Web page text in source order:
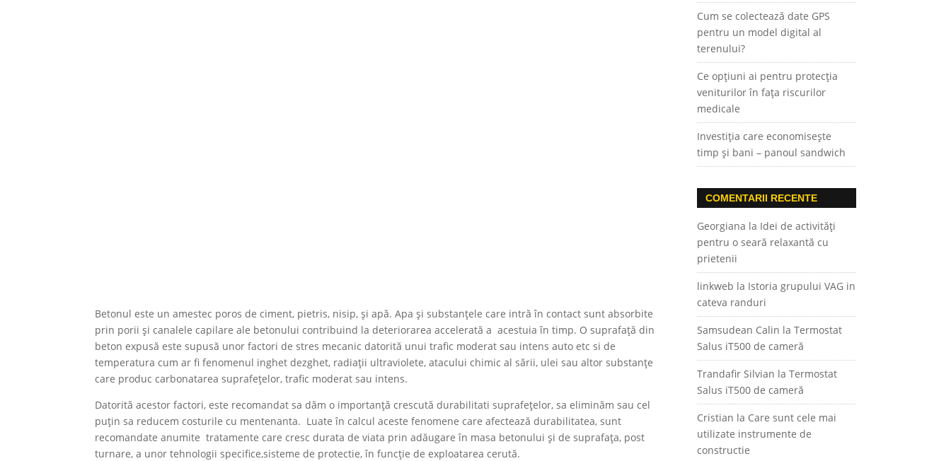
Betonul este un amestec poros de ciment, pietris, nisip, și apă. Apa și substanțele care intră în contact sunt absorbite
prin porii și canalele capilare ale betonului contribuind la deteriorarea accelerată a acestuia în timp. O suprafață din
beton expusă este supusă unor factori de stres mecanic datorită unui trafic moderat sau intens auto etc si de
temperatura cum ar fi fenomenul inghet dezghet, radiații ultraviolete, atacului chimic al sării, ulei sau altor substanțe
care produc carbonatarea suprafețelor, trafic moderat sau intens.
Datorită acestor factori, este recomandat sa dăm o importanță crescută durabilitati suprafețelor, sa eliminăm sau cel
puțin sa reducem costurile cu mentenanta. Luate în calcul aceste fenomene care afectează durabilitatea, sunt
recomandate anumite tratamente care cresc durata de viata prin adăugare în masa betonului și de suprafața, post
turnare, a unor tehnologii specifice,sisteme de protectie, în funcție de exploatarea cerută.
Cum se colectează date GPS
pentru un model digital al
terenului?
Ce opțiuni ai pentru protecția
veniturilor în fața riscurilor
medicale
Investiția care economisește
timp și bani – panoul sandwich
COMENTARII RECENTE
Georgiana la Idei de activități
pentru o seară relaxantă cu
prietenii
linkweb la Istoria grupului VAG in
cateva randuri
Samsudean Calin laTermostat
Salus iT500 de cameră
Trandafir Silvian laTermostat
Salus iT500 de cameră
Cristian la Care sunt cele mai
utilizate instrumente de
constructie